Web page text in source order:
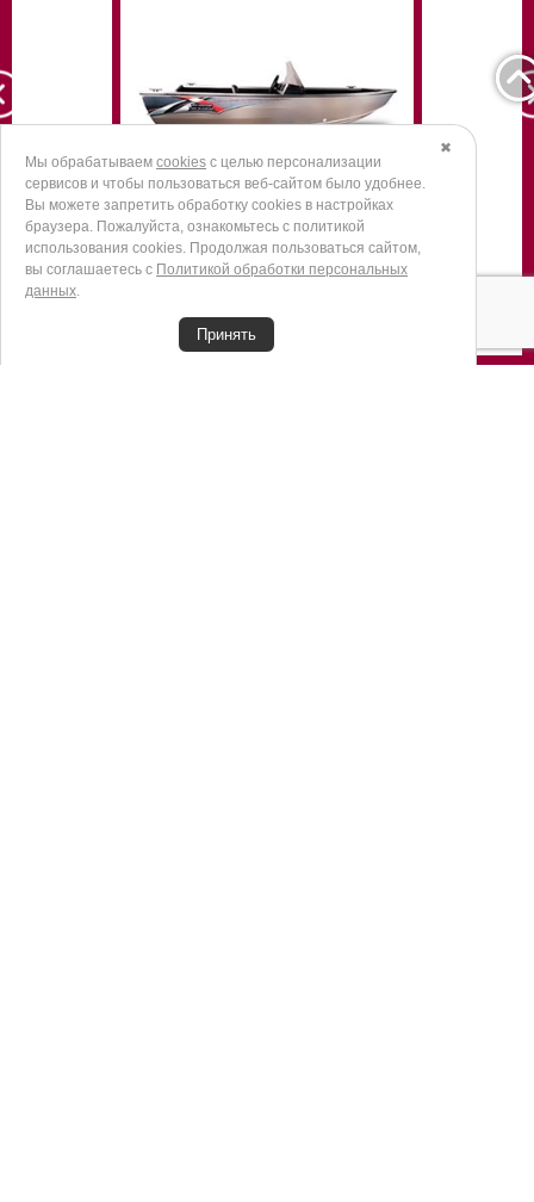
МОТОРНАЯ ЛОДКА WINDBOAT 4.5C
EVOFISH
✖
Мы обрабатываем cookies с целью персонализации
сервисов и чтобы пользоваться веб-сайтом было удобнее.
Вы можете запретить обработку сookies в настройках
браузера. Пожалуйста, ознакомьтесь с политикой
использования cookies. Продолжая пользоваться сайтом,
вы соглашаетесь с Политикой обработки персональных
данных.
Принять